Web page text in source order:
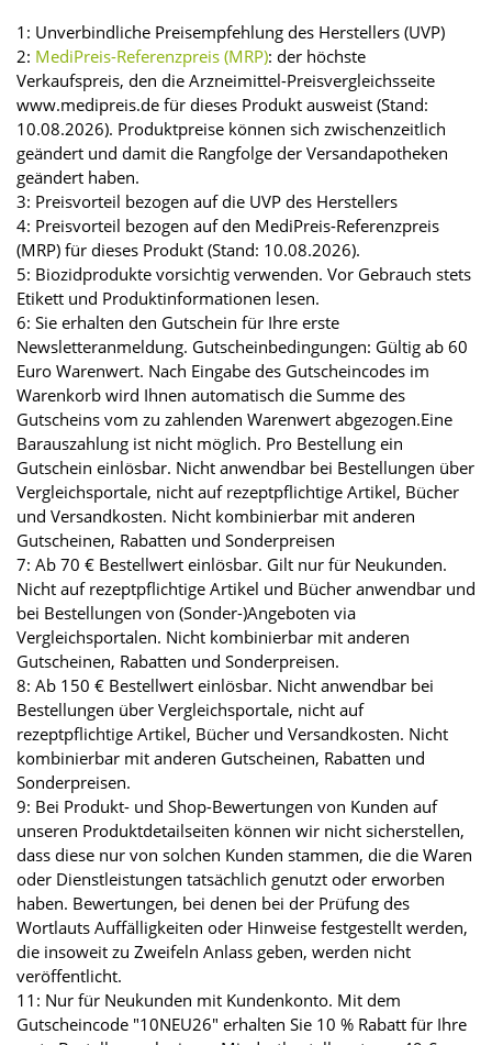
1: Unverbindliche Preisempfehlung des Herstellers (UVP)
2: MediPreis-Referenzpreis (MRP): der höchste
Verkaufspreis, den die Arzneimittel-Preisvergleichsseite
www.medipreis.de für dieses Produkt ausweist (Stand:
10.08.2026). Produktpreise können sich zwischenzeitlich
geändert und damit die Rangfolge der Versandapotheken
geändert haben.
3: Preisvorteil bezogen auf die UVP des Herstellers
4: Preisvorteil bezogen auf den MediPreis-Referenzpreis
(MRP) für dieses Produkt (Stand: 10.08.2026).
5: Biozidprodukte vorsichtig verwenden. Vor Gebrauch stets
Etikett und Produktinformationen lesen.
6: Sie erhalten den Gutschein für Ihre erste
Newsletteranmeldung. Gutscheinbedingungen: Gültig ab 60
Euro Warenwert. Nach Eingabe des Gutscheincodes im
Warenkorb wird Ihnen automatisch die Summe des
Gutscheins vom zu zahlenden Warenwert abgezogen.Eine
Barauszahlung ist nicht möglich. Pro Bestellung ein
Gutschein einlösbar. Nicht anwendbar bei Bestellungen über
Vergleichsportale, nicht auf rezeptpflichtige Artikel, Bücher
und Versandkosten. Nicht kombinierbar mit anderen
Gutscheinen, Rabatten und Sonderpreisen
7: Ab 70 € Bestellwert einlösbar. Gilt nur für Neukunden.
Nicht auf rezeptpflichtige Artikel und Bücher anwendbar und
bei Bestellungen von (Sonder-)Angeboten via
Vergleichsportalen. Nicht kombinierbar mit anderen
Gutscheinen, Rabatten und Sonderpreisen.
8: Ab 150 € Bestellwert einlösbar. Nicht anwendbar bei
Bestellungen über Vergleichsportale, nicht auf
rezeptpflichtige Artikel, Bücher und Versandkosten. Nicht
kombinierbar mit anderen Gutscheinen, Rabatten und
Sonderpreisen.
9: Bei Produkt- und Shop-Bewertungen von Kunden auf
unseren Produktdetailseiten können wir nicht sicherstellen,
dass diese nur von solchen Kunden stammen, die die Waren
oder Dienstleistungen tatsächlich genutzt oder erworben
haben. Bewertungen, bei denen bei der Prüfung des
Wortlauts Auffälligkeiten oder Hinweise festgestellt werden,
die insoweit zu Zweifeln Anlass geben, werden nicht
veröffentlicht.
11: Nur für Neukunden mit Kundenkonto. Mit dem
Gutscheincode "10NEU26" erhalten Sie 10 % Rabatt für Ihre